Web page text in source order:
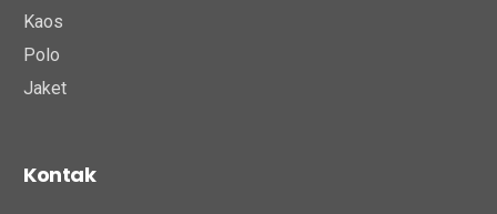
Kaos
Polo
Jaket
Kontak